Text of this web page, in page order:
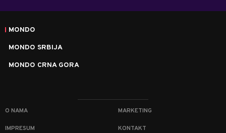
MONDO
MONDO SRBIJA
MONDO CRNA GORA
O NAMA MARKETING
IMPRESUM KONTAKT